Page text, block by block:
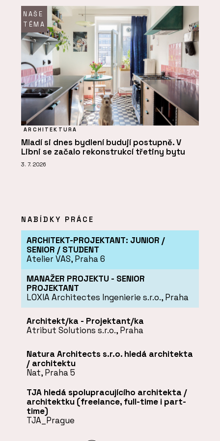
NAŠE
TÉMA
ARCHITEKTURA
Mladí si dnes bydlení budují postupně. V
Libni se začalo rekonstrukcí třetiny bytu
3. 7. 2026
NABÍDKY PRÁCE
ARCHITEKT-PROJEKTANT: JUNIOR /
SENIOR / STUDENT
Atelier VAS, Praha 6
MANAŽER PROJEKTU - SENIOR
PROJEKTANT
LOXIA Architectes Ingenierie s.r.o., Praha
Architekt/ka - Projektant/ka
Atribut Solutions s.r.o., Praha
Natura Architects s.r.o. hledá architekta
/ architektu
Nat, Praha 5
TJA hledá spolupracujícího architekta /
architektku (freelance, full-time i part-
time)
TJA_Prague